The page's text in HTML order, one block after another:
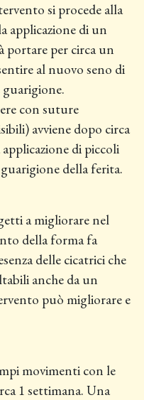
si procede alla
applicazione di un
portare per circa un
al nuovo seno di
con suture
avviene dopo circa
di piccoli
della ferita.
a migliorare nel
della forma fa
delle cicatrici che
anche da un
può migliorare e
movimenti con le
1 settimana. Una